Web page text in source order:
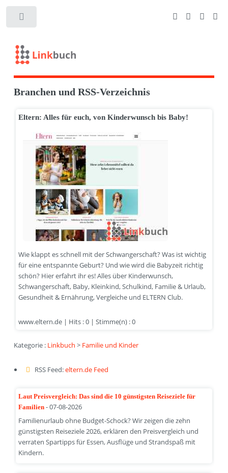
Branchen und RSS-Verzeichnis
Eltern: Alles für euch, von Kinderwunsch bis Baby!
Wie klappt es schnell mit der Schwangerschaft? Was ist wichtig
für eine entspannte Geburt? Und wie wird die Babyzeit richtig
schön? Hier erfahrt ihr es! Alles über Kinderwunsch,
Schwangerschaft, Baby, Kleinkind, Schulkind, Familie & Urlaub,
Gesundheit & Ernährung, Vergleiche und ELTERN Club.
www.eltern.de | Hits : 0 | Stimme(n) : 0
Kategorie : Linkbuch > Familie und Kinder
RSS Feed:eltern.de Feed
Laut Preisvergleich: Das sind die 10 günstigsten Reiseziele für
Familien - 07-08-2026
Familienurlaub ohne Budget-Schock? Wir zeigen die zehn
günstigsten Reiseziele 2026, erklären den Preisvergleich und
verraten Spartipps für Essen, Ausflüge und Strandspaß mit
Kindern.